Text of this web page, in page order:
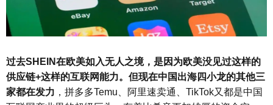
过去SHEIN在欧美如入无人之境，是因为欧美没见过这样的
供应链+这样的互联网能力。但现在中国出海四小龙的其他三
家都在发力 ，拼多多Temu、阿里速卖通、TikTok又都是中国